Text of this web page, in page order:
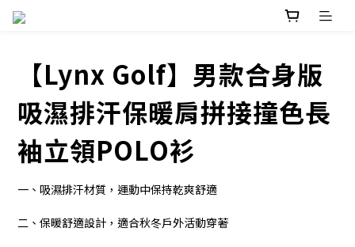
【Lynx Golf】男款合身版
吸濕排汗保暖肩拼接撞色長
袖立領POLO衫
一、吸濕排汗材質，運動中保持乾爽舒適
二、保暖舒適設計，適合秋冬戶外活動穿著